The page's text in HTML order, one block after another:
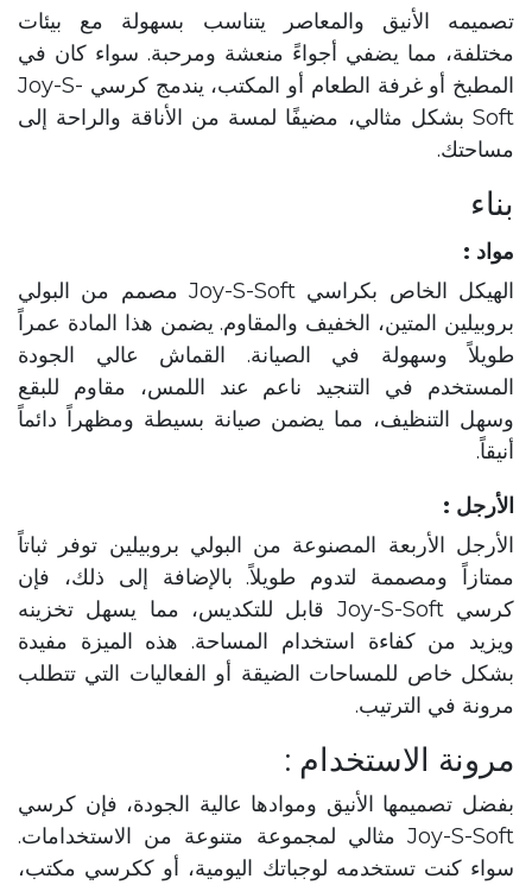
تصميمه الأنيق والمعاصر يتناسب بسهولة مع بيئات
مختلفة، مما يضفي أجواءً منعشة ومرحبة. سواء كان في
المطبخ أو غرفة الطعام أو المكتب، يندمج كرسي Joy-S-
Soft بشكل مثالي، مضيفًا لمسة من الأناقة والراحة إلى
مساحتك.
بناء
مواد :
الهيكل الخاص بكراسي Joy-S-Soft مصمم من البولي
بروبيلين المتين، الخفيف والمقاوم. يضمن هذا المادة عمراً
طويلاً وسهولة في الصيانة. القماش عالي الجودة
المستخدم في التنجيد ناعم عند اللمس، مقاوم للبقع
وسهل التنظيف، مما يضمن صيانة بسيطة ومظهراً دائماً
أنيقاً.
الأرجل :
الأرجل الأربعة المصنوعة من البولي بروبيلين توفر ثباتاً
ممتازاً ومصممة لتدوم طويلاً. بالإضافة إلى ذلك، فإن
كرسي Joy-S-Soft قابل للتكديس، مما يسهل تخزينه
ويزيد من كفاءة استخدام المساحة. هذه الميزة مفيدة
بشكل خاص للمساحات الضيقة أو الفعاليات التي تتطلب
مرونة في الترتيب.
مرونة الاستخدام :
بفضل تصميمها الأنيق وموادها عالية الجودة، فإن كرسي
Joy-S-Soft مثالي لمجموعة متنوعة من الاستخدامات.
سواء كنت تستخدمه لوجباتك اليومية، أو ككرسي مكتب،